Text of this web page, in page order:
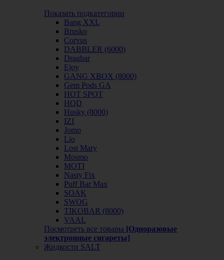
Показать подкатегории
Bang XXL
Brusko
Corvus
DABBLER (6000)
Dragbar
Ejoy
GANG XBOX (8000)
Gem Pods GA
HOT SPOT
HQD
Husky (8000)
IZI
Jomo
Lio
Lost Mary
Mosmo
MOTI
Nasty Fix
Puff Bar Max
SOAK
SWOG
TIKOBAR (8000)
VAAL
Посмотреть все товары [Одноразовые
электронные сигареты]
Жидкости SALT